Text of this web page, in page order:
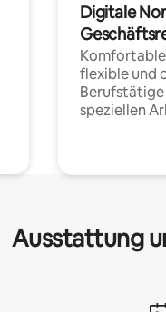
Digitale
flexible und
Berufstätige
speziellen
Ausstattung